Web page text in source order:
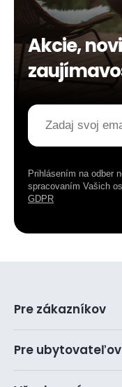
Akcie,
Prihlásením na odber
spracovaním Vašich
GDPR
Pre zákazníkov
Pre ubytovateľov